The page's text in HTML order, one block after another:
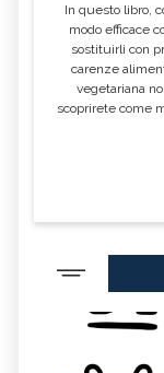
In questo libro,
modo efficace
sostituirli con
carenze
vegetariana
scoprirete come